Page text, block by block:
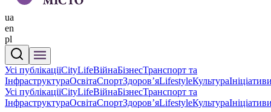
ua
en
pl
Усі публікаціїCityLifeВійнаБізнесТранспорт та
ІнфраструктураОсвітаСпортЗдоровʼяLifestyleКультура
Усі публікаціїCityLifeВійнаБізнесТранспорт та
ІнфраструктураОсвітаСпортЗдоровʼяLifestyleКультура